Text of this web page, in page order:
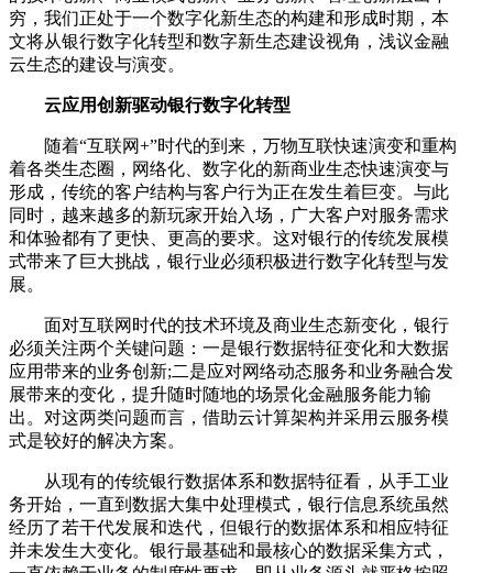
穷，我们正处于一个数字化新生态的构建和形成时期，本
文将从银行数字化转型和数字新生态建设视角，浅议金融
云生态的建设与演变。
云应用创新驱动银行数字化转型
随着“互联网+”时代的到来，万物互联快速演变和重构
着各类生态圈，网络化、数字化的新商业生态快速演变与
形成，传统的客户结构与客户行为正在发生着巨变。与此
同时，越来越多的新玩家开始入场，广大客户对服务需求
和体验都有了更快、更高的要求。这对银行的传统发展模
式带来了巨大挑战，银行业必须积极进行数字化转型与发
展。
面对互联网时代的技术环境及商业生态新变化，银行
必须关注两个关键问题：一是银行数据特征变化和大数据
应用带来的业务创新;二是应对网络动态服务和业务融合发
展带来的变化，提升随时随地的场景化金融服务能力输
出。对这两类问题而言，借助云计算架构并采用云服务模
式是较好的解决方案。
从现有的传统银行数据体系和数据特征看，从手工业
务开始，一直到数据大集中处理模式，银行信息系统虽然
经历了若干代发展和迭代，但银行的数据体系和相应特征
并未发生大变化。银行最基础和最核心的数据采集方式，